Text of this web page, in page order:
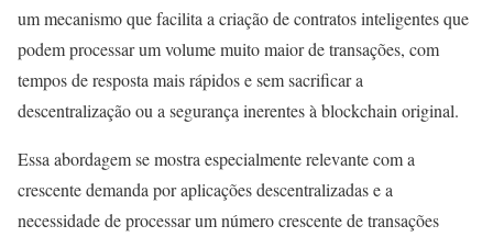
um mecanismo que facilita a criação de contratos inteligentes que
podem processar um volume muito maior de transações, com
tempos de resposta mais rápidos e sem sacrificar a
descentralização ou a segurança inerentes à blockchain original.
Essa abordagem se mostra especialmente relevante com a
crescente demanda por aplicações descentralizadas e a
necessidade de processar um número crescente de transações